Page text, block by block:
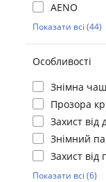
AENO
Показати всі (44)
Особливості
Знімна
Прозора
Захист від
Знімний
Захист від
Показати всі (6)